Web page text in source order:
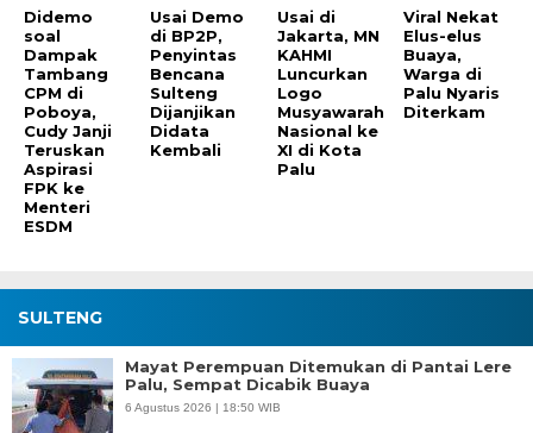
Didemo
soal
Dampak
Tambang
CPM di
Poboya,
Cudy Janji
Teruskan
Aspirasi
FPK ke
Menteri
ESDM
Usai Demo
di BP2P,
Penyintas
Bencana
Sulteng
Dijanjikan
Didata
Kembali
Usai di
Jakarta, MN
KAHMI
Luncurkan
Logo
Musyawarah
Nasional ke
XI di Kota
Palu
Viral Nekat
Elus-elus
Buaya,
Warga di
Palu Nyaris
Diterkam
SULTENG
Mayat Perempuan Ditemukan di Pantai Lere
Palu, Sempat Dicabik Buaya
6 Agustus 2026 | 18:50 WIB